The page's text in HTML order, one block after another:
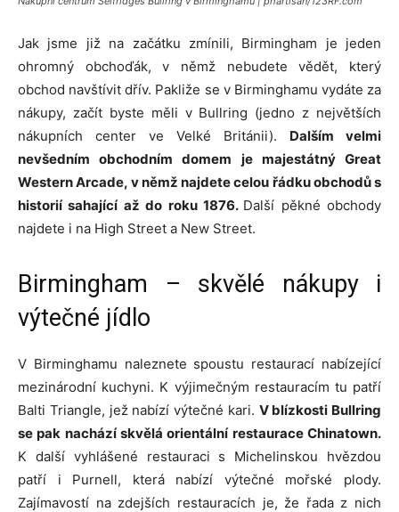
Jak jsme již na začátku zmínili, Birmingham je jeden
ohromný obchoďák, v němž nebudete vědět, který
obchod navštívit dřív. Pakliže se v Birminghamu vydáte za
nákupy, začít byste měli v Bullring (jedno z největších
nákupních center ve Velké Británii). Dalším velmi
nevšedním obchodním domem je majestátný Great
Western Arcade, v němž najdete celou řádku obchodů s
historií sahající až do roku 1876. Další pěkné obchody
najdete i na High Street a New Street.
Birmingham – skvělé nákupy i
výtečné jídlo
V Birminghamu naleznete spoustu restaurací nabízející
mezinárodní kuchyni. K výjimečným restauracím tu patří
Balti Triangle, jež nabízí výtečné kari. V blízkosti Bullring
se pak nachází skvělá orientální restaurace Chinatown.
K další vyhlášené restauraci s Michelinskou hvězdou
patří i Purnell, která nabízí výtečné mořské plody.
Zajímavostí na zdejších restauracích je, že řada z nich